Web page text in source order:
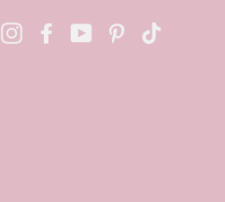
InstagramFacebookYouTube Pinterest